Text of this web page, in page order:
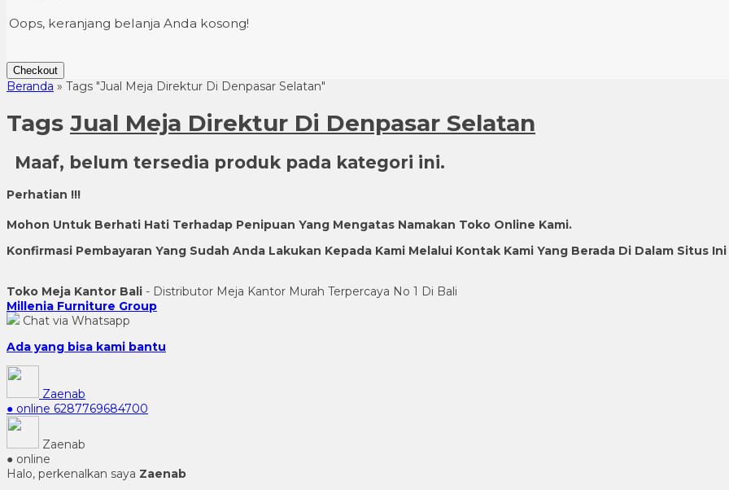
Oops, keranjang belanja Anda kosong!
Checkout
Beranda » Tags "Jual Meja Direktur Di Denpasar Selatan"
Tags Jual Meja Direktur Di Denpasar Selatan
Maaf, belum tersedia produk pada kategori ini.
Perhatian !!!
Mohon Untuk Berhati Hati Terhadap Penipuan Yang Mengatas Namakan Toko Online Kami.
Konfirmasi Pembayaran Yang Sudah Anda Lakukan Kepada Kami Melalui Kontak Kami Yang Berada Di Dalam Situs Ini
Toko Meja Kantor Bali - Distributor Meja Kantor Murah Terpercaya No 1 Di Bali
Millenia Furniture Group
Chat via Whatsapp
Ada yang bisa kami bantu
Zaenab
● online 6287769684700
Zaenab
● online
Halo, perkenalkan saya Zaenab